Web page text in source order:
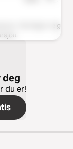
Vennligst velg
deg
du er!